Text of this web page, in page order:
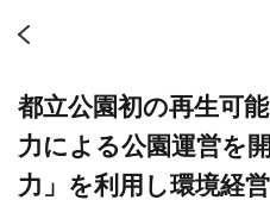
都立公園初の再生可
力による公園運営を
力」を利用し環境経